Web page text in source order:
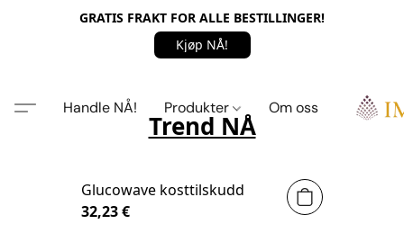
GRATIS FRAKT FOR ALLE BESTILLINGER!
Kjøp NÅ!
Handle NÅ! Produkter Om oss
Trend NÅ
Glucowave kosttilskudd
32,23 €